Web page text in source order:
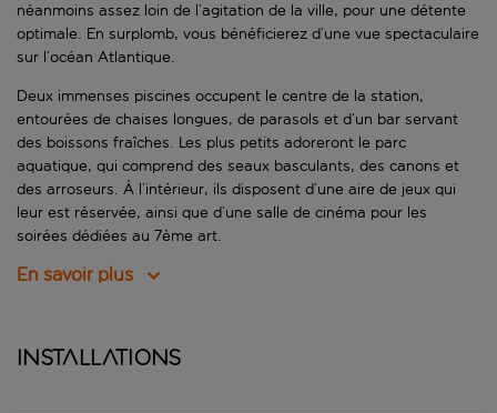
néanmoins assez loin de l’agitation de la ville, pour une détente
optimale. En surplomb, vous bénéficierez d’une vue spectaculaire
sur l’océan Atlantique.
Deux immenses piscines occupent le centre de la station,
entourées de chaises longues, de parasols et d’un bar servant
des boissons fraîches. Les plus petits adoreront le parc
aquatique, qui comprend des seaux basculants, des canons et
des arroseurs. À l’intérieur, ils disposent d’une aire de jeux qui
leur est réservée, ainsi que d’une salle de cinéma pour les
soirées dédiées au 7ème art.
En savoir plus
Installations